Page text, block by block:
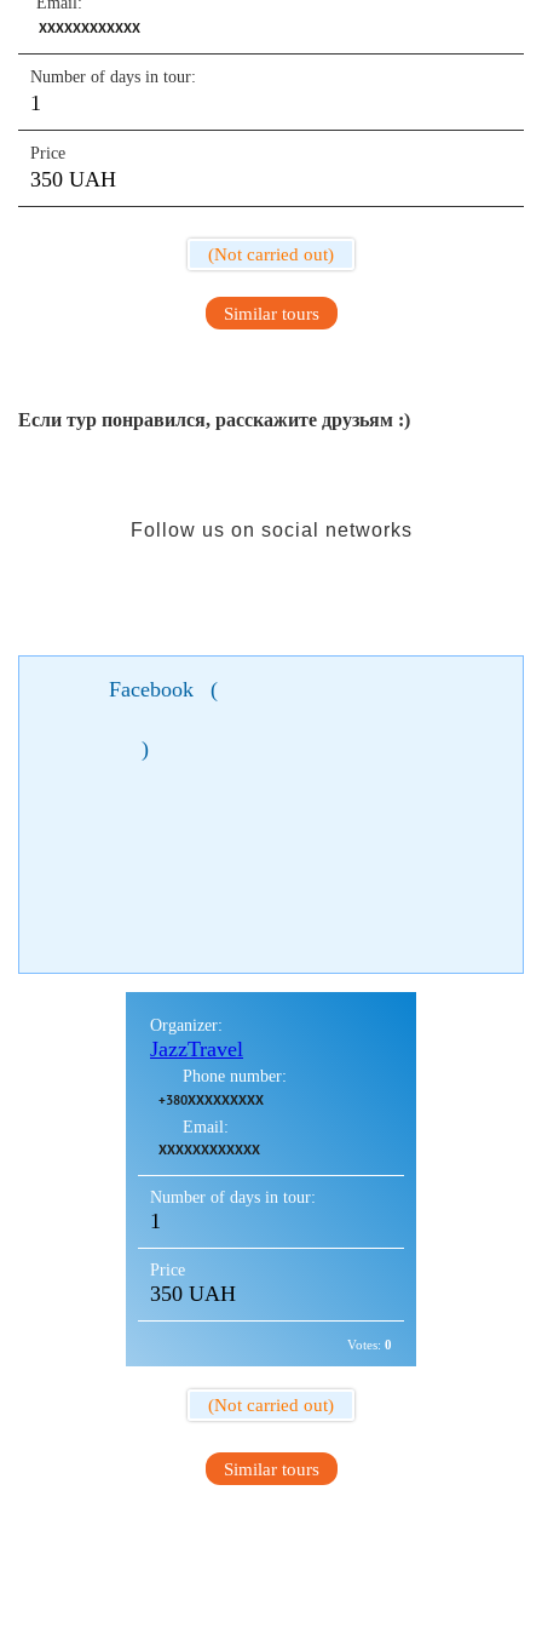
XXXXXXXXXXXX
Number of days in tour:
1
Price
350 UAH
(Not carried out)
Similar tours
Если тур понравился, расскажите друзьям :)
Follow us on social networks
Facebook (
)
Organizer:
JazzTravel
Phone number:
+380XXXXXXXXX
Email:
XXXXXXXXXXXX
Number of days in tour:
1
Price
350 UAH
Votes: 0
(Not carried out)
Similar tours